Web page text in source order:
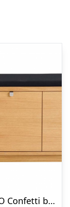
ROWICO Confetti bænk – olieret eg/sort stofhynde, m. 3 skuffer